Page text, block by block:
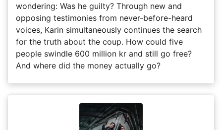
wondering: Was he guilty? Through new and
opposing testimonies from never-before-heard
voices, Karin simultaneously continues the search
for the truth about the coup. How could five
people swindle 600 million kr and still go free?
And where did the money actually go?